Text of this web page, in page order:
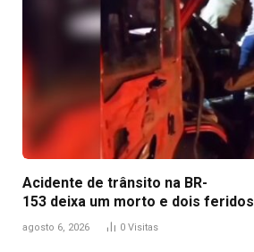
Acidente de trânsito na BR-
153 deixa um morto e dois feridos
agosto 6, 2026 0 Visitas